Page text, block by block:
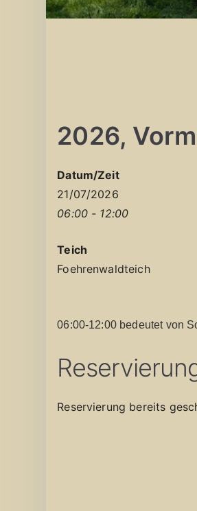
2026,
Datum/Zeit
21/07/2026
06:00 - 12:00
Teich
Foehrenwaldteich
06:00-12:00 bedeutet von
Reservierung bereits